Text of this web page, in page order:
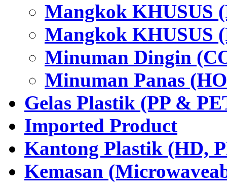
Mangkok KHUSUS
Mangkok KHUSUS
Minuman Dingin
Minuman Panas
Gelas Plastik (PP &
Imported Product
Kantong Plastik (HD,
Kemasan